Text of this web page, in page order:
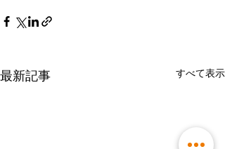
最新記事 すべて表示